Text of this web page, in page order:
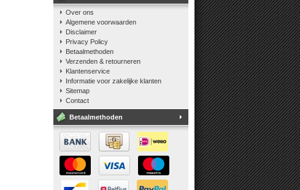
Over ons
Algemene voorwaarden
Disclaimer
Privacy Policy
Betaalmethoden
Verzenden & retourneren
Klantenservice
Informatie voor zakelijke klanten
Sitemap
Contact
Betaalmethoden